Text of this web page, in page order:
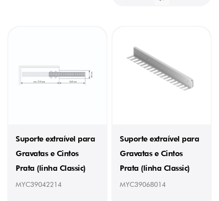
Suporte extraível para
Gravatas e Cintos
Prata (linha Classic)
MYC39042214
Suporte extraível para
Gravatas e Cintos
Prata (linha Classic)
MYC39068014